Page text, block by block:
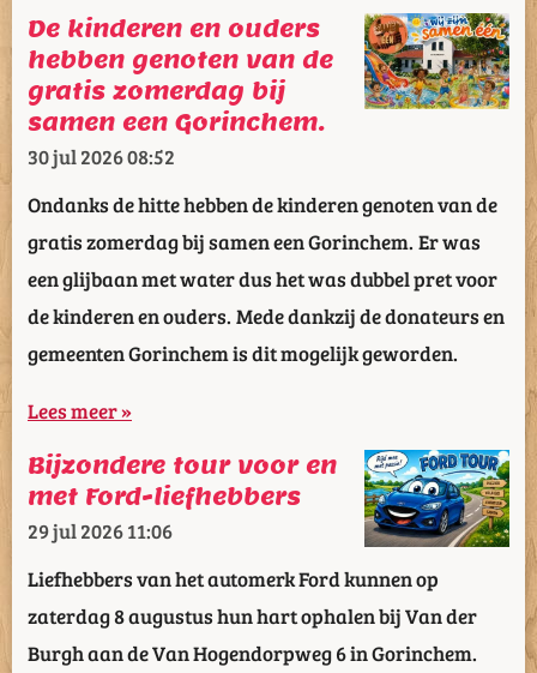
De kinderen en ouders
hebben genoten van de
gratis zomerdag bij
samen een Gorinchem.
30 jul 202608:52
Ondanks de hitte hebben de kinderen genoten van de
gratis zomerdag bij samen een Gorinchem. Er was
een glijbaan met water dus het was dubbel pret voor
de kinderen en ouders. Mede dankzij de donateurs en
gemeenten Gorinchem is dit mogelijk geworden.
Lees meer »
Bijzondere tour voor en
met Ford-liefhebbers
29 jul 202611:06
Liefhebbers van het automerk Ford kunnen op
zaterdag 8 augustus hun hart ophalen bij Van der
Burgh aan de Van Hogendorpweg 6 in Gorinchem.